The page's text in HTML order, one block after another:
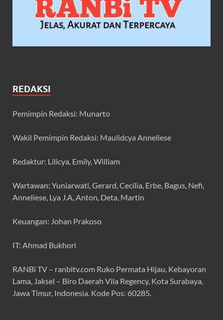
REDAKSI
Pemimpin Redaksi: Munarto
Wakil Pemimpin Redaksi: Maulidcya Anneliese
Redaktur: Lilicya, Emily, William
Wartawan: Yuniarwati, Gerard, Cecilia, Erbe, Bagus, Nefi,
Anneliese, Lya J.A, Anton, Deta, Martin
Keuangan: Johan Prakoso
IT: Ahmad Bukhori
RANBi TV – ranbitv.com Ruko Permata Hijau, Kebayoran
Lama, Jaksel – Biro Daerah Vila Regency, Kota Surabaya,
Jawa Timur, Indonesia. Kode Pos: 60285.